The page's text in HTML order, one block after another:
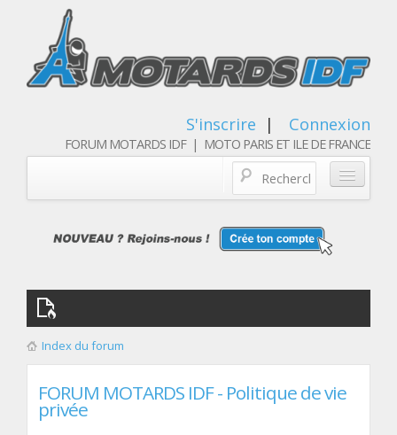
S'inscrire | Connexion
FORUM MOTARDS IDF | MOTO PARIS ET ILE DE FRANCE
Qui sommes nous
Les membres
Index du forum
FORUM MOTARDS IDF - Politique de vie
privée